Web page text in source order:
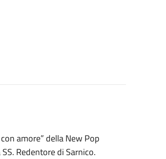
amore” della New Pop
Redentore di Sarnico.